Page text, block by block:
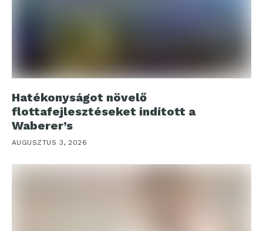
Hatékonyságot növelő
flottafejlesztéseket indított a
Waberer’s
AUGUSZTUS 3, 2026